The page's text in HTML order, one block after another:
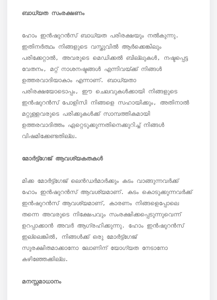
ബാധ്യത സംരക്ഷണം
ഹോം ഇൻഷുറൻസ് ബാധ്യത പരിരക്ഷയും നൽകുന്നു.
ഇതിനർത്ഥം നിങ്ങളുടെ വസ്തുവിൽ ആർക്കെങ്കിലും
പരിക്കേറ്റാൽ, അവരുടെ മെഡിക്കൽ ബില്ലുകൾ, നഷ്ടപ്പെട്ട
വേതനം, മറ്റ് നാശനഷ്ടങ്ങൾ എന്നിവയ്ക്ക് നിങ്ങൾ
ഉത്തരവാദിയാകാം എന്നാണ്. ബാധ്യതാ
പരിരക്ഷയോടൊപ്പം, ഈ ചെലവുകൾക്കായി നിങ്ങളുടെ
ഇൻഷുറൻസ് പോളിസി നിങ്ങളെ സഹായിക്കും, അതിനാൽ
മറ്റുള്ളവരുടെ പരിക്കുകൾക്ക് സാമ്പത്തികമായി
ഉത്തരവാദിത്തം ഏറ്റെടുക്കുന്നതിനെക്കുറിച്ച് നിങ്ങൾ
വിഷമിക്കേണ്ടതില്ല.
മോർട്ട്ഗേജ് ആവശ്യകതകൾ
മിക്ക മോർട്ട്ഗേജ് ലെൻഡർമാർക്കും കടം വാങ്ങുന്നവർക്ക്
ഹോം ഇൻഷുറൻസ് ആവശ്യമാണ്. കടം കൊടുക്കുന്നവർക്ക്
ഇൻഷുറൻസ് ആവശ്യമാണ്, കാരണം നിങ്ങളെപ്പോലെ
തന്നെ അവരുടെ നിക്ഷേപവും സംരക്ഷിക്കപ്പെടുന്നുവെന്ന്
ഉറപ്പാക്കാൻ അവർ ആഗ്രഹിക്കുന്നു. ഹോം ഇൻഷുറൻസ്
ഇല്ലെങ്കിൽ, നിങ്ങൾക്ക് ഒരു മോർട്ട്ഗേജ്
സുരക്ഷിതമാക്കാനോ ലോണിന് യോഗ്യത നേടാനോ
കഴിഞ്ഞേക്കില്ല.
മനസ്സമാധാനം